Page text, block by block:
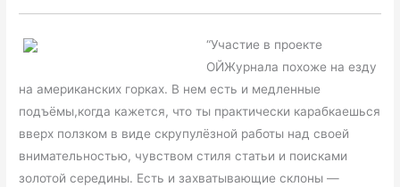
“Участие в проекте
ОЙЖурнала похоже на езду
на американских горках. В нем есть и медленные
подъёмы,когда кажется, что ты практически карабкаешься
вверх ползком в виде скрупулёзной работы над своей
внимательностью, чувством стиля статьи и поисками
золотой середины. Есть и захватывающие склоны —